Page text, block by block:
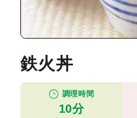
鉄火丼
調理時間
10分